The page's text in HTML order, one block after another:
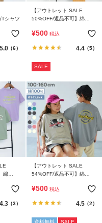
シャツ
5.0（6）
【アウトレット SALE
50%OFF/返品不可】綿
ット プリント半袖Tシャツ
¥500 税込
4.4（5）
SALE
綿
ャツ
4.3（3）
【アウトレット SALE
54%OFF/返品不可】綿
BIGシルエット プリント半
¥500 税込
4.5（2）
送料無料 SALE